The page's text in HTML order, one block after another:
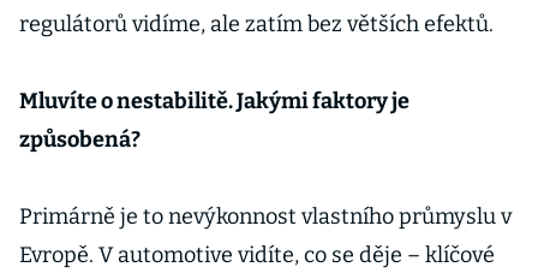
regulátorů vidíme, ale zatím bez větších efektů.
Mluvíte o nestabilitě. Jakými faktory je
způsobená?
Primárně je to nevýkonnost vlastního průmyslu v
Evropě. V automotive vidíte, co se děje – klíčové